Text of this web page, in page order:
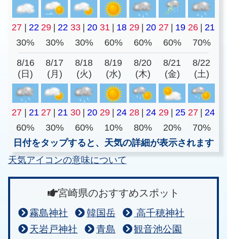
27 | 22 29 | 22 33 | 20 31 | 18 29 | 20 27 | 19 26 | 21
30%
30% 30% 60% 60% 60% 70%
8/16
(日)
8/17
(月)
8/18
(火)
8/19
(水)
8/20
(木)
8/21
(金)
8/22
(土)
27 21 27 21 30 20 29 24 28 24 29 25 27
24
60%
30% 60% 10% 80% 20%
70%
日付をタップすると、天気の詳細が表示されます
天気アイコンの意味について
宮崎県のおすすめスポット
霧島神社 韓国岳
高千穂神社
天岩戸神社
青島
観音池公園